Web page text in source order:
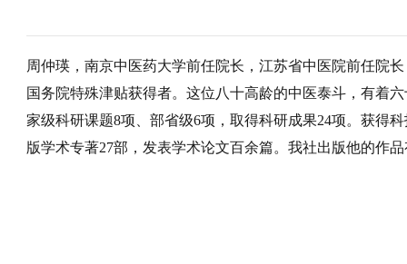
周仲瑛，南京中医药大学前任院长，江苏省中医院前任院
国务院特殊津贴获得者。这位八十高龄的中医泰斗，有着
家级科研课题8项、部省级6项，取得科研成果24项。获得
版学术专著27部，发表学术论文百余篇。我社出版他的作